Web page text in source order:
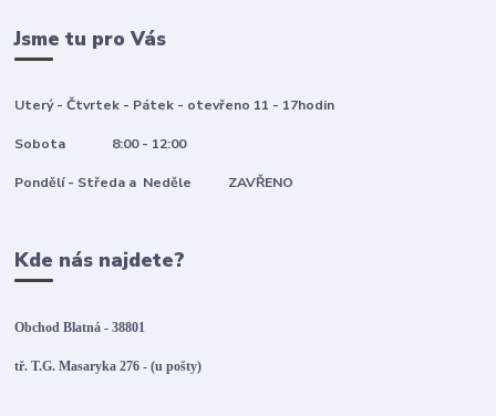
Jsme tu pro Vás
Uterý - Čtvrtek - Pátek - otevřeno 11 - 17hodin
Sobota 8:00 - 12:00
Pondělí - Středa a Neděle ZAVŘENO
Kde nás najdete?
Obchod Blatná - 38801
tř. T.G. Masaryka 276 - (u pošty)